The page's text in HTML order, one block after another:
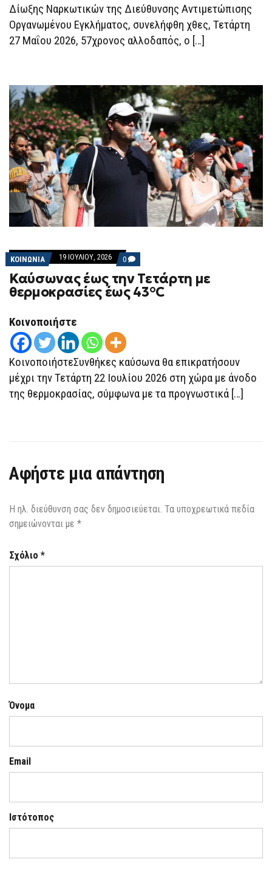
Δίωξης Ναρκωτικών της Διεύθυνσης Αντιμετώπισης
Οργανωμένου Εγκλήματος, συνελήφθη χθες, Τετάρτη
27 Μαΐου 2026, 57χρονος αλλοδαπός, ο […]
ΚΟΙΝΩΝΙΑ 19 ΙΟΥΛΊΟΥ, 2026 0 COMMENTS
ON
ΚΑΎΣΩΝΑΣ
ΈΩΣ
ΤΗΝ
Καύσωνας έως την Τετάρτη με
θερμοκρασίες έως 43°C
Κοινοποιήστε
ΚοινοποιήστεΣυνθήκες καύσωνα θα επικρατήσουν
μέχρι την Τετάρτη 22 Ιουλίου 2026 στη χώρα με άνοδο
της θερμοκρασίας, σύμφωνα με τα προγνωστικά […]
Αφήστε μια απάντηση
Η ηλ. διεύθυνση σας δεν δημοσιεύεται. Τα υποχρεωτικά πεδία
σημειώνονται με *
Σχόλιο *
Όνομα
Email
Ιστότοπος